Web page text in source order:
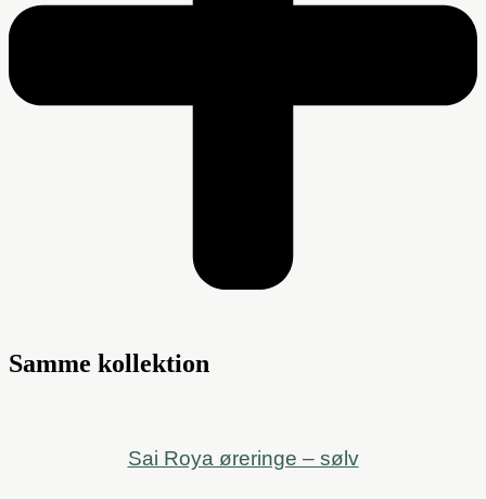
Samme kollektion
Sai Roya øreringe – sølv